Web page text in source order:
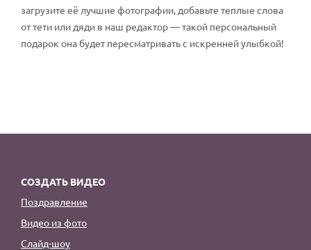
загрузите её лучшие фотографии, добавьте теплые слова
от тети или дяди в наш редактор — такой персональный
подарок она будет пересматривать с искренней улыбкой!
СОЗДАТЬ ВИДЕО
Поздравление
Видео из фото
Слайд-шоу